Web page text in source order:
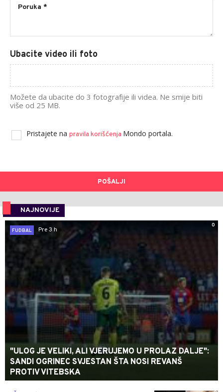
Ubacite video ili foto
Možete da ubacite do 3 fotografije ili videa. Ne smije biti
više od 25 MB.
Pristajete na pravila korišćenja Mondo portala.
POŠALJI
NAJNOVIJE
0
FUDBAL
Pre 3 h
"ULOG JE VELIKI, ALI VJERUJEMO U PROLAZ DALJE":
SANDI OGRINEC SVJESTAN ŠTA NOSI REVANŠ
PROTIV VITEBSKA